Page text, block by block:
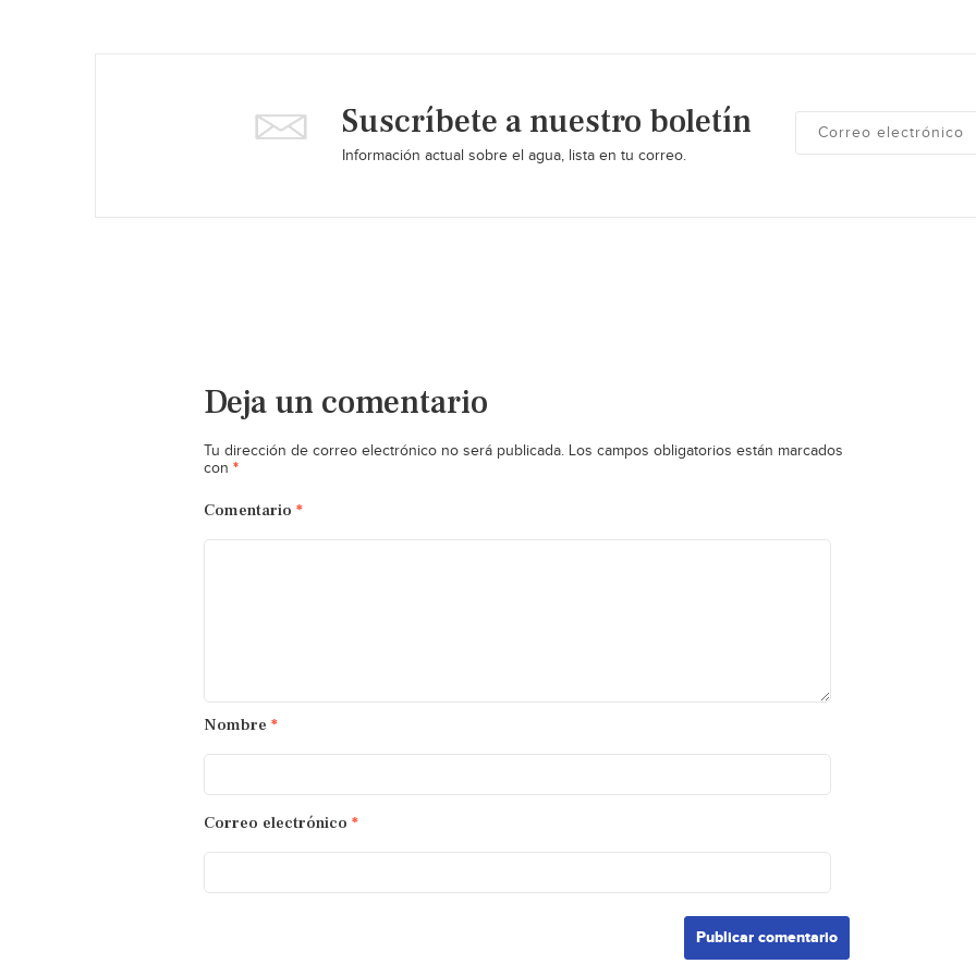
Suscríbete a nuestro boletín
Información actual sobre el agua, lista en tu correo.
Deja un comentario
Tu dirección de correo electrónico no será publicada. Los campos obligatorios están marcados
con *
Comentario *
Nombre *
Correo electrónico *